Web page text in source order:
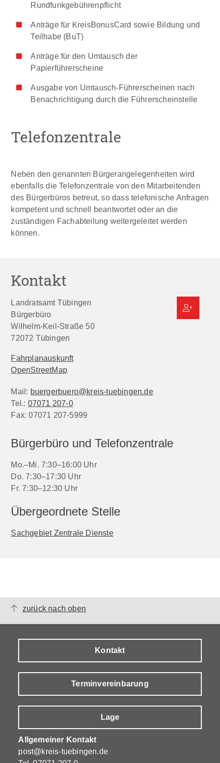
Rundfunkgebührenpflicht
Anträge für KreisBonusCard sowie Bildung und
Teilhabe (BuT)
Anträge für den Umtausch der
Papierführerscheine
Ausgabe von Umtausch-Führerscheinen nach
Benachrichtigung durch die Führerscheinstelle
Telefonzentrale
Neben den genannten Bürgerangelegenheiten wird
ebenfalls die Telefonzentrale von den Mitarbeitenden
des Bürgerbüros betreut, so dass telefonische Anfragen
kompetent und schnell beantwortet oder an die
zuständigen Fachabteilung weitergeleitet werden
können.
Kontakt
Landratsamt Tübingen
Bürgerbüro
Wilhelm-Keil-Straße 50
72072 Tübingen
Fahrplanauskunft
OpenStreetMap
Mail: buergerbuero@kreis-tuebingen.de
Tel.: 07071 207-0
Fax: 07071 207-5999
Bürgerbüro und Telefonzentrale
Mo.–Mi. 7:30–16:00 Uhr
Do. 7:30–17:30 Uhr
Fr. 7:30–12:30 Uhr
Übergeordnete Stelle
Sachgebiet Zentrale Dienste
zurück nach oben
Kontakt
Terminvereinbarung
Lage
Allgemeiner Kontakt
post@kreis-tuebingen.de